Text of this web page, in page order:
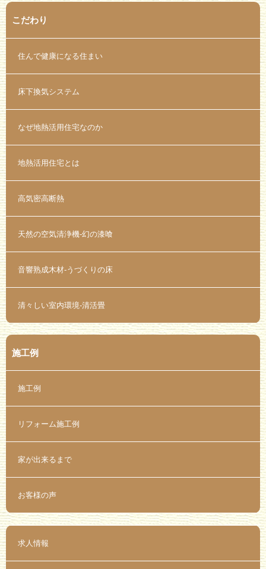
こだわり
住んで健康になる住まい
床下換気システム
なぜ地熱活用住宅なのか
地熱活用住宅とは
高気密高断熱
天然の空気清浄機-幻の漆喰
音響熟成木材-うづくりの床
清々しい室内環境-清活畳
施工例
施工例
リフォーム施工例
家が出来るまで
お客様の声
求人情報